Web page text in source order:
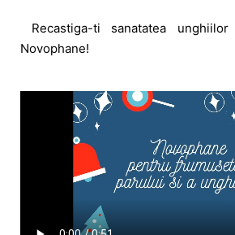
Recastiga-ti sanatatea
Novophane!